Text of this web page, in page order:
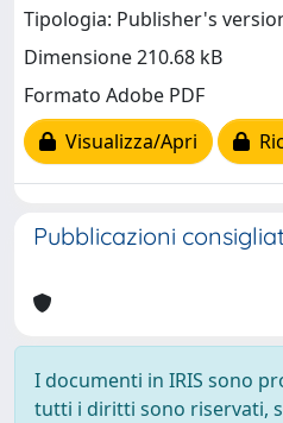
Tipologia: Publisher's
Dimensione 210.68 kB
Formato Adobe PDF
Visualizza/Apri
Pubblicazioni
I documenti in IRIS sono
tutti i diritti sono riservati,